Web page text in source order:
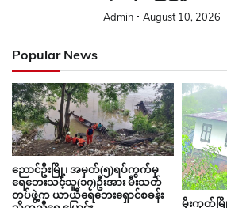
Admin August 10, 2026
Popular News
ညောင်ဦးမြို့၊ အမှတ်(၅)ရပ်ကွက်မှ
ရေဘေးသင့်သူ(၁၇)ဦးအား မီးသတ်
တပ်ဖွဲ့က ယာယီရေဘေးရှောင်စခန်း
မိုးကုတ်မ